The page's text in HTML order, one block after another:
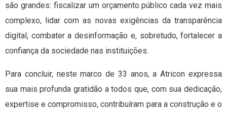
são grandes: fiscalizar um orçamento público cada vez mais
complexo, lidar com as novas exigências da transparência
digital, combater a desinformação e, sobretudo, fortalecer a
confiança da sociedade nas instituições.
Para concluir, neste marco de 33 anos, a Atricon expressa
sua mais profunda gratidão a todos que, com sua dedicação,
expertise e compromisso, contribuíram para a construção e o